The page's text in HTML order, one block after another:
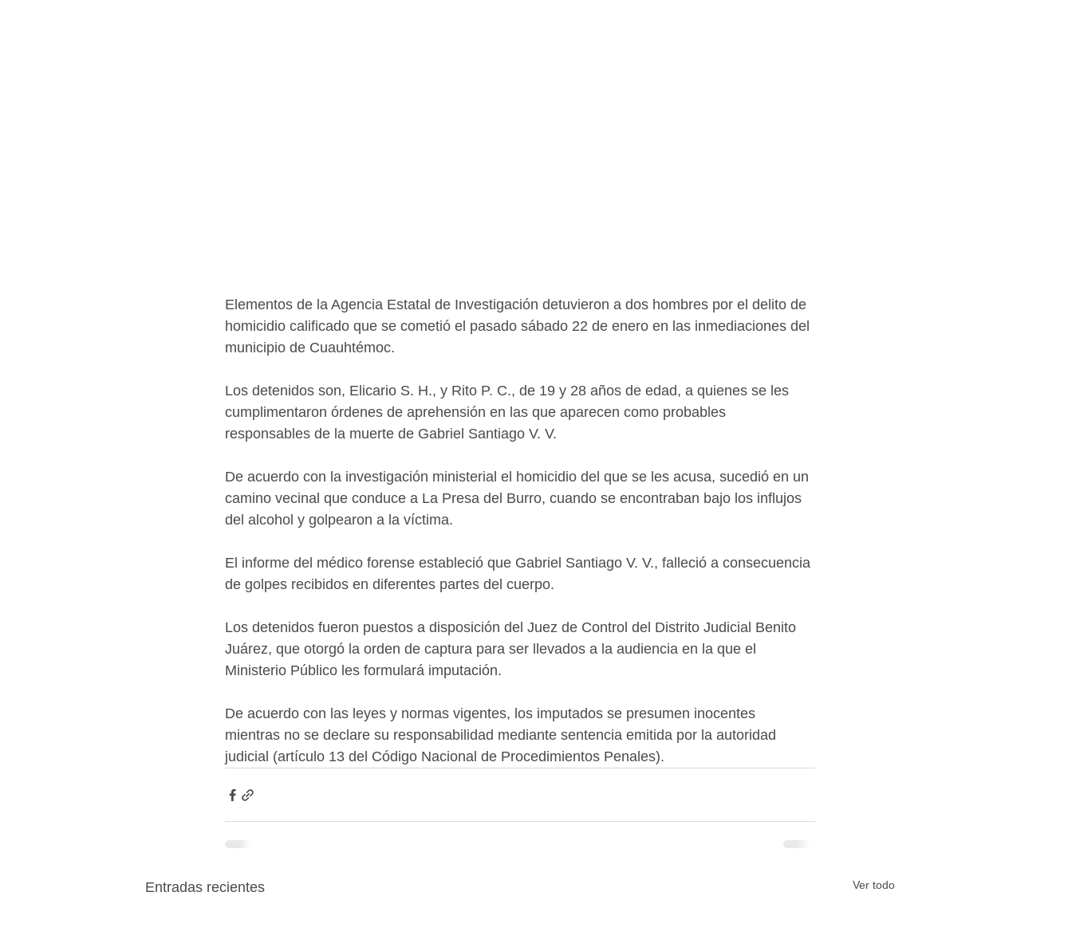
Elementos de la Agencia Estatal de Investigación detuvieron a dos hombres por el delito de
homicidio calificado que se cometió el pasado sábado 22 de enero en las inmediaciones del
municipio de Cuauhtémoc.
Los detenidos son, Elicario S. H., y Rito P. C., de 19 y 28 años de edad, a quienes se les
cumplimentaron órdenes de aprehensión en las que aparecen como probables
responsables de la muerte de Gabriel Santiago V. V.
De acuerdo con la investigación ministerial el homicidio del que se les acusa, sucedió en un
camino vecinal que conduce a La Presa del Burro, cuando se encontraban bajo los influjos
del alcohol y golpearon a la víctima.
El informe del médico forense estableció que Gabriel Santiago V. V., falleció a consecuencia
de golpes recibidos en diferentes partes del cuerpo.
Los detenidos fueron puestos a disposición del Juez de Control del Distrito Judicial Benito
Juárez, que otorgó la orden de captura para ser llevados a la audiencia en la que el
Ministerio Público les formulará imputación.
De acuerdo con las leyes y normas vigentes, los imputados se presumen inocentes
mientras no se declare su responsabilidad mediante sentencia emitida por la autoridad
judicial (artículo 13 del Código Nacional de Procedimientos Penales).
Entradas recientes Ver todo